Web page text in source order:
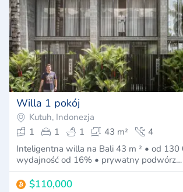
Willa 1 pokój
Kutuh, Indonezja
1
1 1 43 m²
4
Inteligentna willa na Bali 43 m ² • od 130
wydajność od 16% • prywatny podwórz…
$110,000